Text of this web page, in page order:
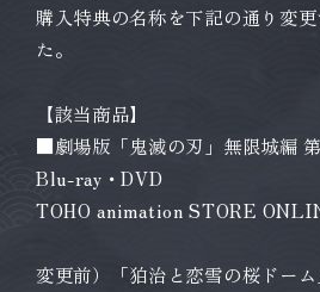
購入特典の名称を下記の通り変
た。
【該当商品】
■劇場版「鬼滅の刃」無限城編
Blu-ray・DVD
TOHO animation STORE
変更前）「狛治と恋雪の桜ドーム